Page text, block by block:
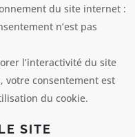
du site internet :
n’est pas
l’interactivité du site
votre consentement est
du cookie.
SITE